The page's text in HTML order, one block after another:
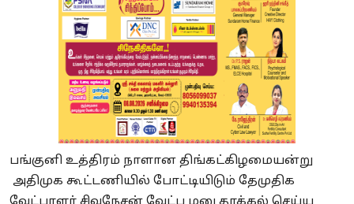
பங்குனி உத்திரம் நாளான திங்கட்கிழமையன்று
அதிமுக கூட்டணியில் போட்டியிடும் தேமுதிக